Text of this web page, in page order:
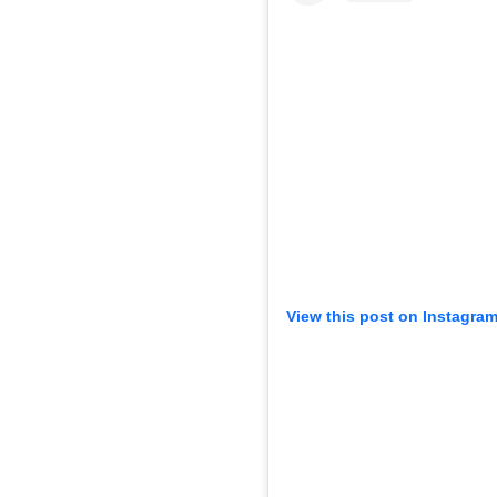
View this post on Instagram